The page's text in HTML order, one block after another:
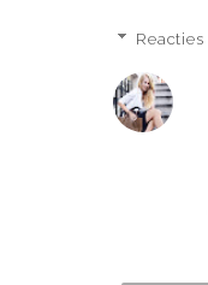
Reacties